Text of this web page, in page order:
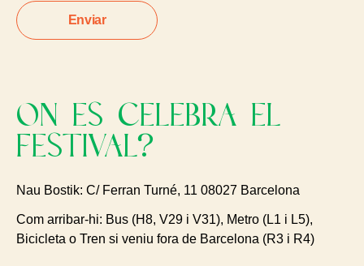
ON ES CELEBRA EL
FESTIVAL?
Nau Bostik: C/ Ferran Turné, 11 08027 Barcelona
Com arribar-hi: Bus (H8, V29 i V31), Metro (L1 i L5),
Bicicleta o Tren si veniu fora de Barcelona (R3 i R4)